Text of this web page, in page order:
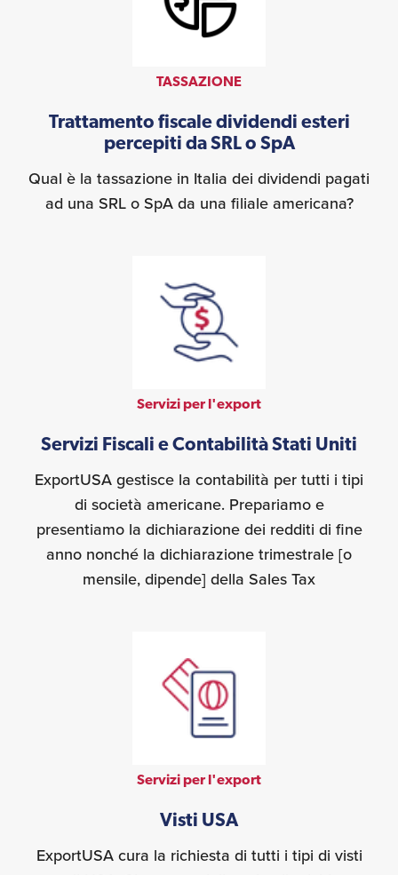
TASSAZIONE
Trattamento fiscale dividendi esteri
percepiti da SRL o SpA
Qual è la tassazione in Italia dei dividendi pagati
ad una SRL o SpA da una filiale americana?
Servizi per l'export
Servizi Fiscali e Contabilità Stati Uniti
ExportUSA gestisce la contabilità per tutti i tipi
di società americane. Prepariamo e
presentiamo la dichiarazione dei redditi di fine
anno nonché la dichiarazione trimestrale [o
mensile, dipende] della Sales Tax
Servizi per l'export
Visti USA
ExportUSA cura la richiesta di tutti i tipi di visti